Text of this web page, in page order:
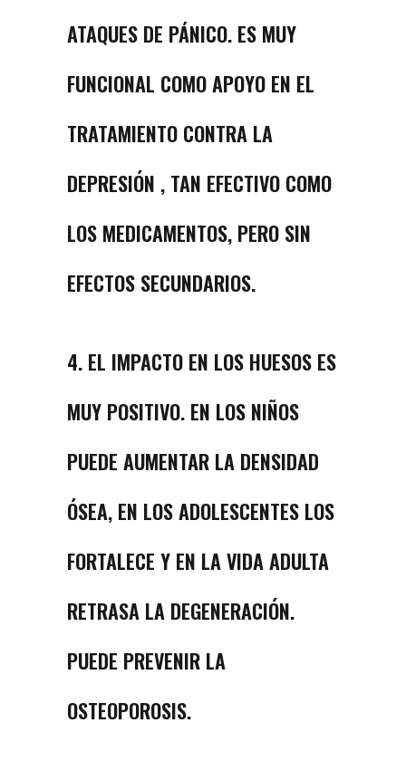
ATAQUES DE PÁNICO. ES MUY
FUNCIONAL COMO APOYO EN EL
TRATAMIENTO CONTRA LA
DEPRESIÓN , TAN EFECTIVO COMO
LOS MEDICAMENTOS, PERO SIN
EFECTOS SECUNDARIOS.
4. EL IMPACTO EN LOS HUESOS ES
MUY POSITIVO. EN LOS NIÑOS
PUEDE AUMENTAR LA DENSIDAD
ÓSEA, EN LOS ADOLESCENTES LOS
FORTALECE Y EN LA VIDA ADULTA
RETRASA LA DEGENERACIÓN.
PUEDE PREVENIR LA
OSTEOPOROSIS.